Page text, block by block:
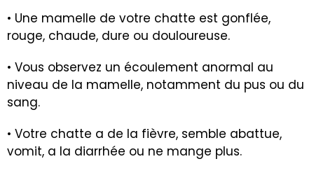
• Une mamelle de votre chatte est gonflée,
rouge, chaude, dure ou douloureuse.
• Vous observez un écoulement anormal au
niveau de la mamelle, notamment du pus ou du
sang.
• Votre chatte a de la fièvre, semble abattue,
vomit, a la diarrhée ou ne mange plus.